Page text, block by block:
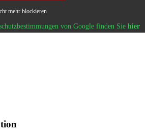
mehr blockieren
von Google finden Siehier